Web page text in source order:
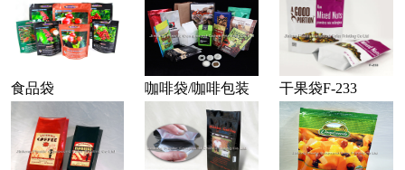
食品袋 咖啡袋/咖啡包装 干果袋F-233